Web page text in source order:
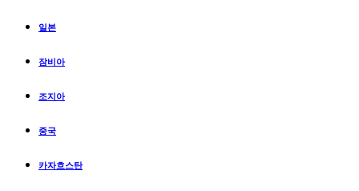
일본
잠비아
조지아
중국
카자흐스탄